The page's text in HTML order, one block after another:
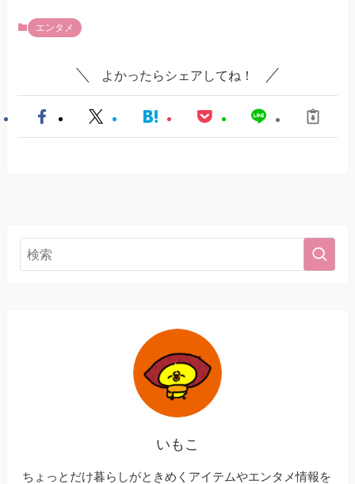
エンタメ
よかったらシェアしてね！
いもこ
ちょっとだけ暮らしがときめくアイテムやエンタメ情報を